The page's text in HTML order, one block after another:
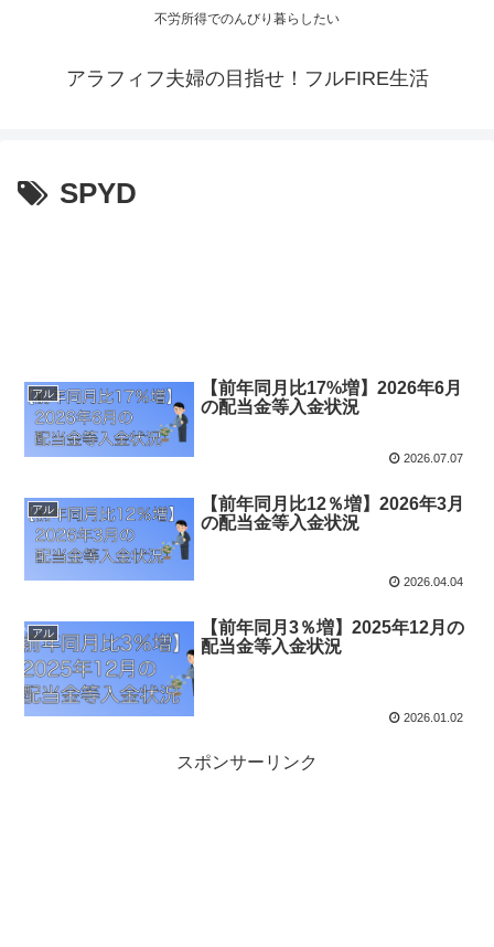
不労所得でのんびり暮らしたい
アラフィフ夫婦の目指せ！フルFIRE生活
SPYD
アル
【前年同月比17%増】2026年6月
の配当金等入金状況
2026.07.07
アル
【前年同月比12％増】2026年3月
の配当金等入金状況
2026.04.04
アル
【前年同月3％増】2025年12月の
配当金等入金状況
2026.01.02
スポンサーリンク